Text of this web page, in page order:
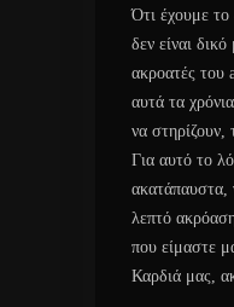
Ότι έχουμε το
δεν είναι
ακροατές του
αυτά τα
να στηρίζουν,
Για αυτό το
ακατάπαυστα,
λεπτό
που είμαστε
Καρδιά μας,